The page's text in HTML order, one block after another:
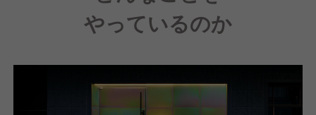
やっているのか